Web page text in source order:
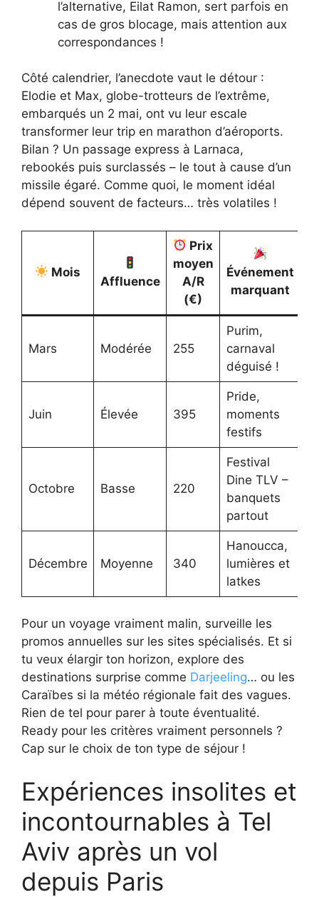
l’alternative, Eilat Ramon, sert parfois en
cas de gros blocage, mais attention aux
correspondances !
Côté calendrier, l’anecdote vaut le détour :
Elodie et Max, globe-trotteurs de l’extrême,
embarqués un 2 mai, ont vu leur escale
transformer leur trip en marathon d’aéroports.
Bilan ? Un passage express à Larnaca,
rebookés puis surclassés – le tout à cause d’un
missile égaré. Comme quoi, le moment idéal
dépend souvent de facteurs… très volatiles !
Mois
Affluence
Prix
moyen
A/R
(€)
Événement
marquant
Mars Modérée 255
Purim,
carnaval
déguisé !
Juin Élevée 395
Pride,
moments
festifs
Octobre Basse 220
Festival
Dine TLV –
banquets
partout
Décembre Moyenne 340
Hanoucca,
lumières et
latkes
Pour un voyage vraiment malin, surveille les
promos annuelles sur les sites spécialisés. Et si
tu veux élargir ton horizon, explore des
destinations surprise comme Darjeeling… ou les
Caraïbes si la météo régionale fait des vagues.
Rien de tel pour parer à toute éventualité.
Ready pour les critères vraiment personnels ?
Cap sur le choix de ton type de séjour !
Expériences insolites et
incontournables à Tel
Aviv après un vol
depuis Paris